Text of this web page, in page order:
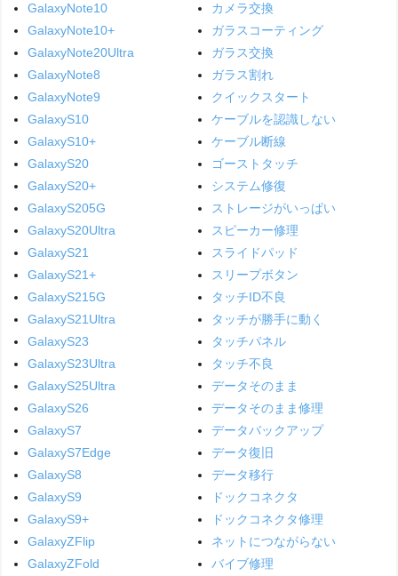
GalaxyNote10
GalaxyNote10+
GalaxyNote20Ultra
GalaxyNote8
GalaxyNote9
GalaxyS10
GalaxyS10+
GalaxyS20
GalaxyS20+
GalaxyS205G
GalaxyS20Ultra
GalaxyS21
GalaxyS21+
GalaxyS215G
GalaxyS21Ultra
GalaxyS23
GalaxyS23Ultra
GalaxyS25Ultra
GalaxyS26
GalaxyS7
GalaxyS7Edge
GalaxyS8
GalaxyS9
GalaxyS9+
GalaxyZFlip
GalaxyZFold
カメラ交換
ガラスコーティング
ガラス交換
ガラス割れ
クイックスタート
ケーブルを認識しない
ケーブル断線
ゴーストタッチ
システム修復
ストレージがいっぱい
スピーカー修理
スライドパッド
スリープボタン
タッチID不良
タッチが勝手に動く
タッチパネル
タッチ不良
データそのまま
データそのまま修理
データバックアップ
データ復旧
データ移行
ドックコネクタ
ドックコネクタ修理
ネットにつながらない
バイブ修理